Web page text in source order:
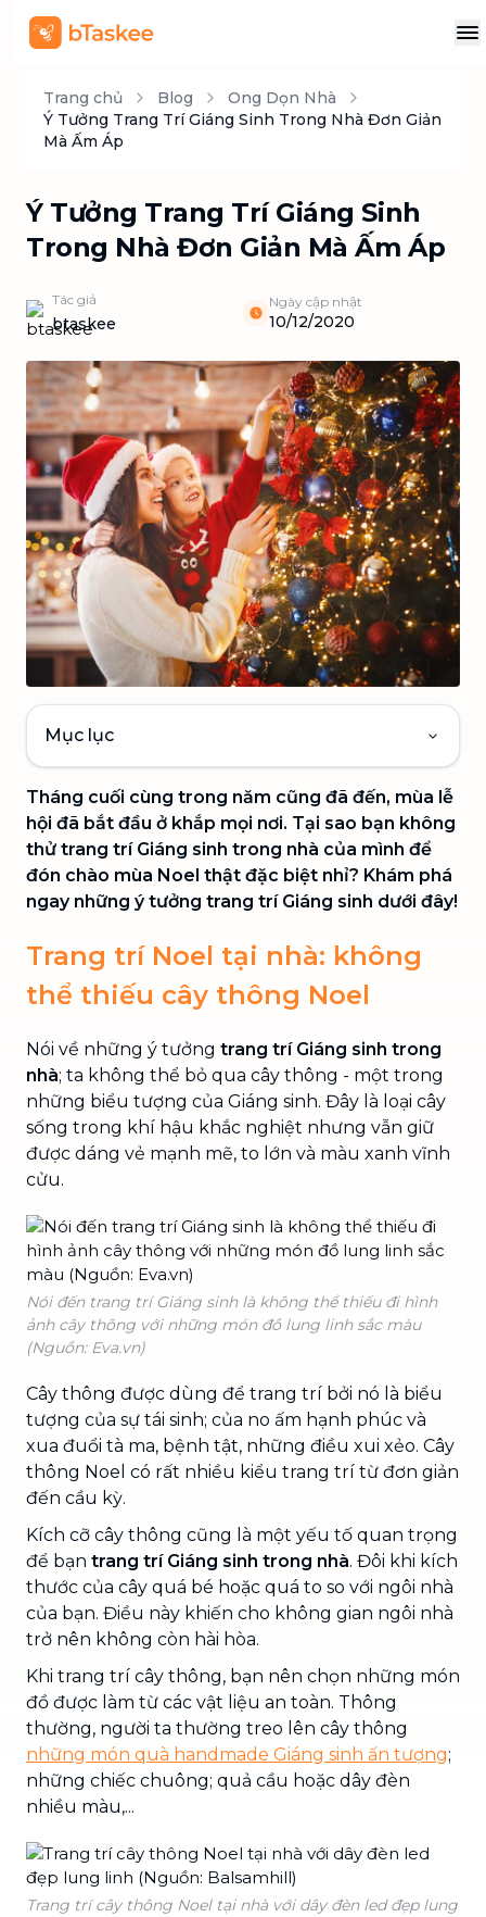
Trang chủ Blog
Ong Dọn Nhà
Ý Tưởng Trang Trí Giáng Sinh Trong Nhà Đơn Giản
Mà Ấm Áp
Ý Tưởng Trang Trí Giáng Sinh
Trong Nhà Đơn Giản Mà Ấm Áp
Tác giả
btaskee
Ngày cập nhật
10/12/2020
Mục lục
Tháng cuối cùng trong năm cũng đã đến, mùa lễ
hội đã bắt đầu ở khắp mọi nơi. Tại sao bạn không
thử trang trí Giáng sinh trong nhà của mình để
đón chào mùa Noel thật đặc biệt nhỉ? Khám phá
ngay những ý tưởng trang trí Giáng sinh dưới đây!
Trang trí Noel tại nhà: không
thể thiếu cây thông Noel
Nói về những ý tưởng trang trí Giáng sinh trong
nhà; ta không thể bỏ qua cây thông - một trong
những biểu tượng của Giáng sinh. Đây là loại cây
sống trong khí hậu khắc nghiệt nhưng vẫn giữ
được dáng vẻ mạnh mẽ, to lớn và màu xanh vĩnh
cửu.
Nói đến trang trí Giáng sinh là không thể thiếu đi hình
ảnh cây thông với những món đồ lung linh sắc màu
(Nguồn: Eva.vn)
Cây thông được dùng để trang trí bởi nó là biểu
tượng của sự tái sinh; của no ấm hạnh phúc và
xua đuổi tà ma, bệnh tật, những điều xui xẻo. Cây
thông Noel có rất nhiều kiểu trang trí từ đơn giản
đến cầu kỳ.
Kích cỡ cây thông cũng là một yếu tố quan trọng
để bạn trang trí Giáng sinh trong nhà. Đôi khi kích
thước của cây quá bé hoặc quá to so với ngôi nhà
của bạn. Điều này khiến cho không gian ngôi nhà
trở nên không còn hài hòa.
Khi trang trí cây thông, bạn nên chọn những món
đồ được làm từ các vật liệu an toàn. Thông
thường, người ta thường treo lên cây thông
những món quà handmade Giáng sinh ấn tượng;
những chiếc chuông; quả cầu hoặc dây đèn
nhiều màu,...
Trang trí cây thông Noel tại nhà với dây đèn led đẹp lung